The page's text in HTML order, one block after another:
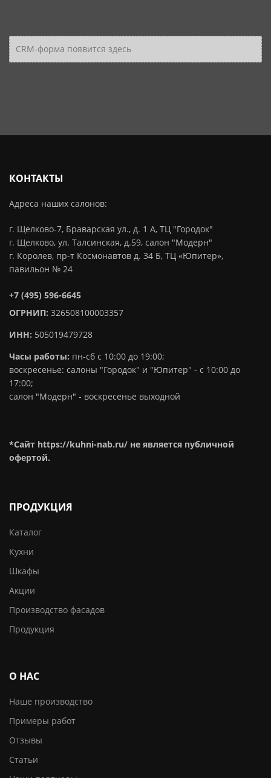
CRM-форма появится здесь
КОНТАКТЫ
Адреса наших салонов:
г. Щелково-7, Браварская ул., д. 1 А, ТЦ "Городок"
г. Щелково, ул. Талсинская, д.59, салон "Модерн"
г. Королев, пр-т Космонавтов д. 34 Б, ТЦ «Юпитер»,
павильон № 24
+7 (495) 596-6645
ОГРНИП: 326508100003357
ИНН: 505019479728
Часы работы: пн-сб с 10:00 до 19:00;
воскресенье: салоны "Городок" и "Юпитер" - с 10:00 до
17:00;
салон "Модерн" - воскресенье выходной
*Сайт https://kuhni-nab.ru/ не является публичной
офертой.
ПРОДУКЦИЯ
Каталог
Кухни
Шкафы
Акции
Производство фасадов
Продукция
О НАС
Наше производство
Примеры работ
Отзывы
Статьи